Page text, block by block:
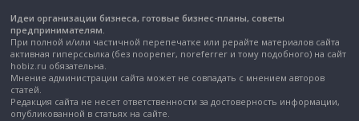
Идеи организации бизнеса, готовые бизнес-планы, советы
предпринимателям.
При полной и/или частичной перепечатке или рерайте материалов сайта
активная гиперссылка (без noopener, noreferrer и тому подобного) на сайт
hobiz.ru обязательна.
Мнение администрации сайта может не совпадать с мнением авторов
статей.
Редакция сайта не несет ответственности за достоверность информации,
опубликованной в статьях на сайте.